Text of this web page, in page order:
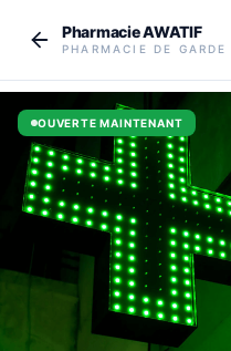
Pharmacie AWATIF
PHARMACIE DE GARDE
OUVERTE MAINTENANT